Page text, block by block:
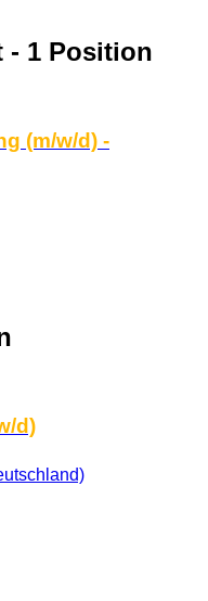
- 1 Position
(m/w/d) -
d)